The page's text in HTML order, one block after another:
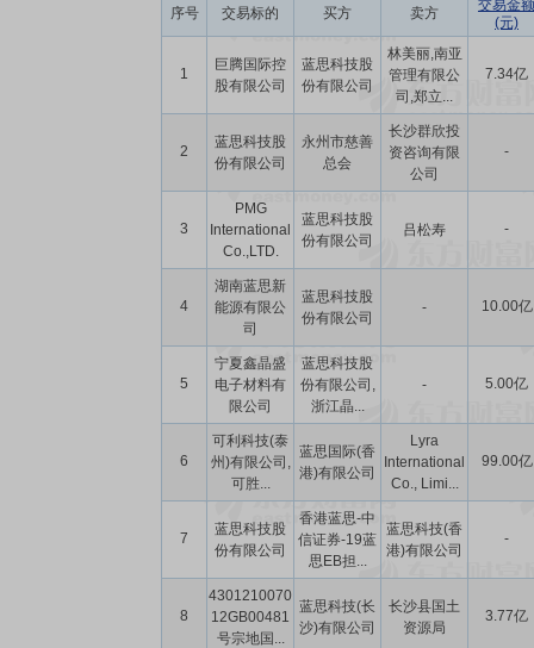
序号 交易标的 买方 卖方
交易金额
(元)
1
巨腾国际控
股有限公司
蓝思科技股
份有限公司
林美丽,南亚
管理有限公
司,郑立...
7.34亿
2
蓝思科技股
份有限公司
永州市慈善
总会
长沙群欣投
资咨询有限
公司
-
3
PMG
International
Co.,LTD.
蓝思科技股
份有限公司
吕松寿 -
4
湖南蓝思新
能源有限公
司
蓝思科技股
份有限公司
- 10.00亿
5
宁夏鑫晶盛
电子材料有
限公司
蓝思科技股
份有限公司,
浙江晶...
- 5.00亿
6
可利科技(泰
州)有限公司,
可胜...
蓝思国际(香
港)有限公司
Lyra
International
Co., Limi...
99.00亿
7
蓝思科技股
份有限公司
香港蓝思-中
信证券-19蓝
思EB担...
蓝思科技(香
港)有限公司
-
8
4301210070
12GB00481
号宗地国...
蓝思科技(长
沙)有限公司
长沙县国土
资源局
3.77亿